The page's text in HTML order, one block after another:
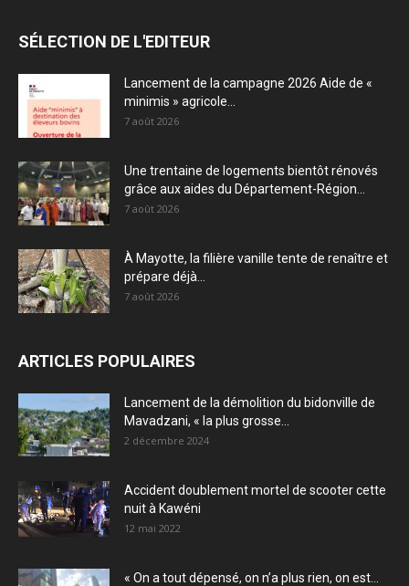
SÉLECTION DE L'EDITEUR
Lancement de la campagne 2026 Aide de «
minimis » agricole...
7 août 2026
Une trentaine de logements bientôt rénovés
grâce aux aides du Département-Région...
7 août 2026
À Mayotte, la filière vanille tente de renaître et
prépare déjà...
7 août 2026
ARTICLES POPULAIRES
Lancement de la démolition du bidonville de
Mavadzani, « la plus grosse...
2 décembre 2024
Accident doublement mortel de scooter cette
nuit à Kawéni
12 mai 2022
« On a tout dépensé, on n’a plus rien, on est...